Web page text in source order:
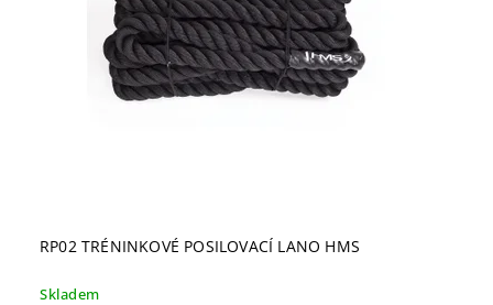
RP02 TRÉNINKOVÉ POSILOVACÍ LANO HMS
Skladem